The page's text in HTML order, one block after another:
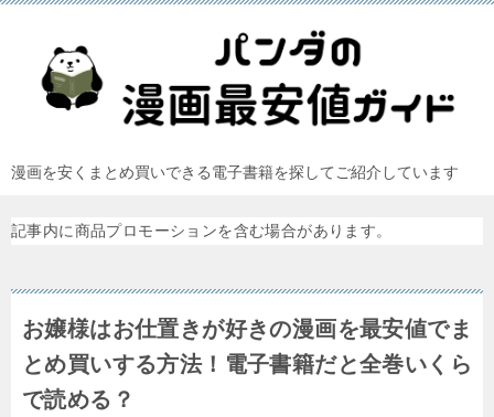
漫画を安くまとめ買いできる電子書籍を探してご紹介しています
記事内に商品プロモーションを含む場合があります。
お嬢様はお仕置きが好きの漫画を最安値でま
とめ買いする方法！電子書籍だと全巻いくら
で読める？